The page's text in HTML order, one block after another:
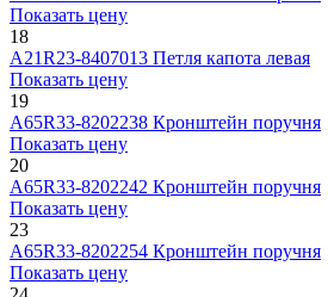
Показать цену
18
А21R23-8407013 Петля капота левая
Показать цену
19
А65R33-8202238 Кронштейн поручня
Показать цену
20
А65R33-8202242 Кронштейн поручня
Показать цену
23
А65R33-8202254 Кронштейн поручня
Показать цену